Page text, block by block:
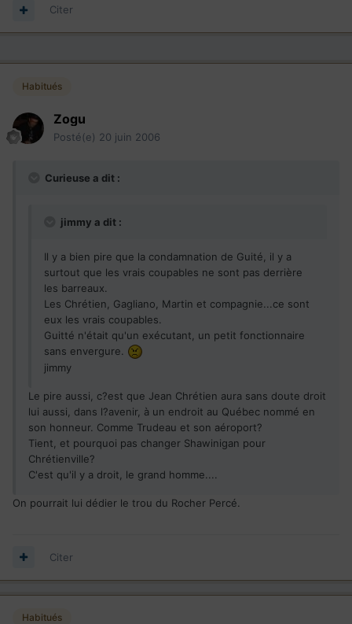
Citer
Habitués
Zogu
Posté(e) 20 juin 2006
Curieuse a dit :
jimmy a dit :
Il y a bien pire que la condamnation de Guité, il y a
surtout que les vrais coupables ne sont pas derrière
les barreaux.
Les Chrétien, Gagliano, Martin et compagnie...ce sont
eux les vrais coupables.
Guitté n'était qu'un exécutant, un petit fonctionnaire
sans envergure.
jimmy
Le pire aussi, c?est que Jean Chrétien aura sans doute droit
lui aussi, dans l?avenir, à un endroit au Québec nommé en
son honneur. Comme Trudeau et son aéroport?
Tient, et pourquoi pas changer Shawinigan pour
Chrétienville?
C'est qu'il y a droit, le grand homme....
On pourrait lui dédier le trou du Rocher Percé.
Citer
Habitués